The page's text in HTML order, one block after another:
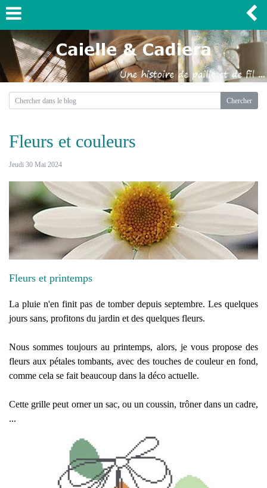
Fleurs et couleurs
Jeudi 30 Mai 2024
Fleurs et printemps
La pluie n'en finit pas de tomber depuis septembre. Les quelques
jours sans, profitons du jardin et des quelques fleurs.
Nous sommes toujours au printemps, alors, je vous propose des
fleurs aux pétales tombants, avec des touches de couleur en fond,
comme cela se fait beaucoup dans la déco actuelle.
Cette grille peut orner un sac, ou un coussin, trôner dans un cadre,
...